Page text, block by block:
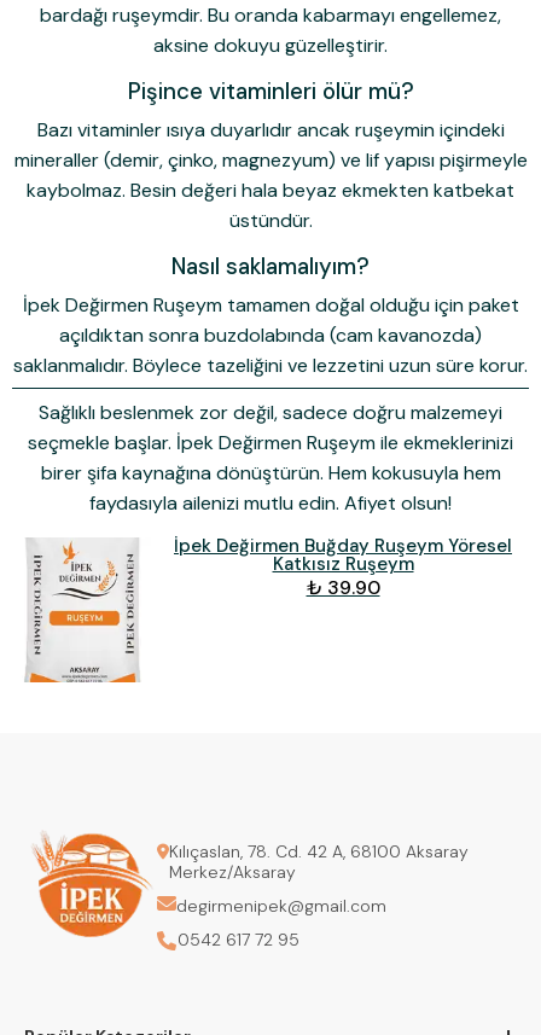
bardağı ruşeymdir. Bu oranda kabarmayı engellemez,
aksine dokuyu güzelleştirir.
Pişince vitaminleri ölür mü?
Bazı vitaminler ısıya duyarlıdır ancak ruşeymin içindeki
mineraller (demir, çinko, magnezyum) ve lif yapısı pişirmeyle
kaybolmaz. Besin değeri hala beyaz ekmekten katbekat
üstündür.
Nasıl saklamalıyım?
İpek Değirmen Ruşeym tamamen doğal olduğu için paket
açıldıktan sonra buzdolabında (cam kavanozda)
saklanmalıdır. Böylece tazeliğini ve lezzetini uzun süre korur.
Sağlıklı beslenmek zor değil, sadece doğru malzemeyi
seçmekle başlar. İpek Değirmen Ruşeym ile ekmeklerinizi
birer şifa kaynağına dönüştürün. Hem kokusuyla hem
faydasıyla ailenizi mutlu edin. Afiyet olsun!
İpek Değirmen Buğday Ruşeym Yöresel
Katkısız Ruşeym
₺ 39.90
Kılıçaslan, 78. Cd. 42 A, 68100 Aksaray
Merkez/Aksaray
degirmenipek@gmail.com
0542 617 72 95